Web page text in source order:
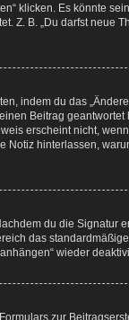
klicken. Es könnte
B. „Du darfst neue
indem du das
Beitrag
erscheint nicht,
Notiz hinterlassen,
du die Signatur
das
wieder
zur